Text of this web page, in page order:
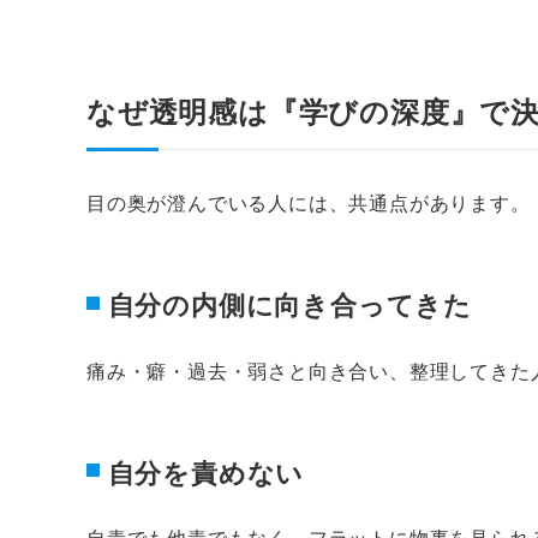
なぜ透明感は『学びの深度』で
目の奥が澄んでいる人には、共通点があります。
自分の内側に向き合ってきた
痛み・癖・過去・弱さと向き合い、整理してきた
自分を責めない